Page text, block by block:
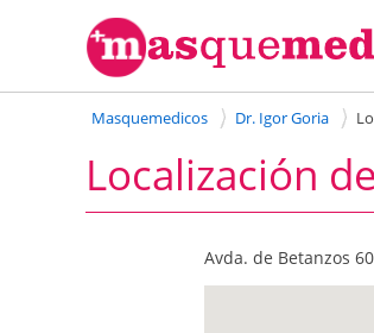
Masquemedicos Dr. Igor Goria
Localización
Avda. de Betanzos